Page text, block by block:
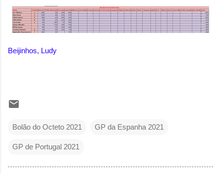
Beijinhos, Ludy
Bolão do Octeto 2021 GP da Espanha 2021
GP de Portugal 2021